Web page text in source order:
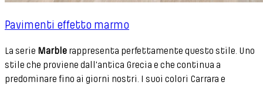
Pavimenti effetto marmo
La serie Marble rappresenta perfettamente questo stile. Uno
stile che proviene dall'antica Grecia e che continua a
predominare fino ai giorni nostri. I suoi colori Carrara e